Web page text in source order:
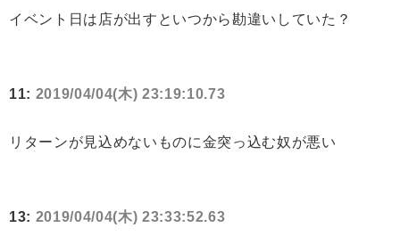
イベント日は店が出すといつから勘違いしていた？
11: 2019/04/04(木) 23:19:10.73
リターンが見込めないものに金突っ込む奴が悪い
13: 2019/04/04(木) 23:33:52.63